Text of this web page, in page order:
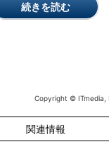
続きを読む
Copyright © ITmedia,
関連情報